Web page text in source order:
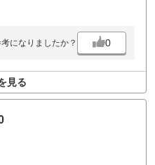
になりましたか？ 0
見る